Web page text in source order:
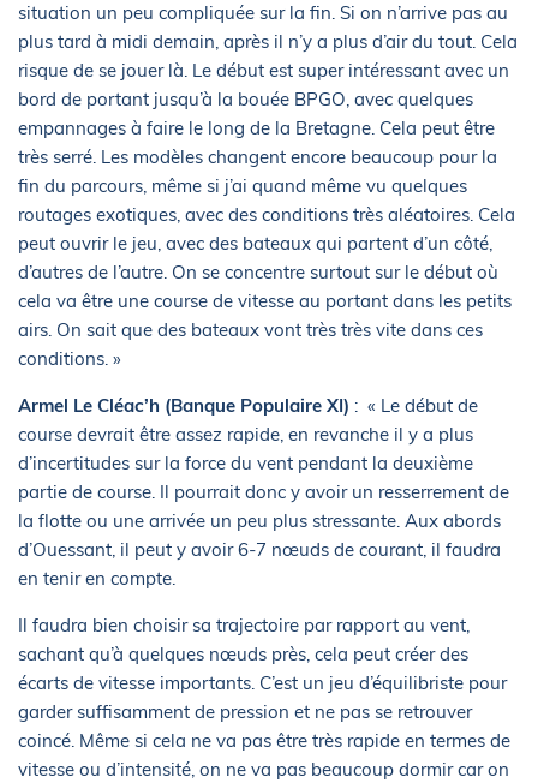
situation un peu compliquée sur la fin. Si on n’arrive pas au
plus tard à midi demain, après il n’y a plus d’air du tout. Cela
risque de se jouer là. Le début est super intéressant avec un
bord de portant jusqu’à la bouée BPGO, avec quelques
empannages à faire le long de la Bretagne. Cela peut être
très serré. Les modèles changent encore beaucoup pour la
fin du parcours, même si j’ai quand même vu quelques
routages exotiques, avec des conditions très aléatoires. Cela
peut ouvrir le jeu, avec des bateaux qui partent d’un côté,
d’autres de l’autre. On se concentre surtout sur le début où
cela va être une course de vitesse au portant dans les petits
airs. On sait que des bateaux vont très très vite dans ces
conditions. »
Armel Le Cléac’h (Banque Populaire XI) : « Le début de
course devrait être assez rapide, en revanche il y a plus
d’incertitudes sur la force du vent pendant la deuxième
partie de course. Il pourrait donc y avoir un resserrement de
la flotte ou une arrivée un peu plus stressante. Aux abords
d’Ouessant, il peut y avoir 6-7 nœuds de courant, il faudra
en tenir en compte.
Il faudra bien choisir sa trajectoire par rapport au vent,
sachant qu’à quelques nœuds près, cela peut créer des
écarts de vitesse importants. C’est un jeu d’équilibriste pour
garder suffisamment de pression et ne pas se retrouver
coincé. Même si cela ne va pas être très rapide en termes de
vitesse ou d’intensité, on ne va pas beaucoup dormir car on